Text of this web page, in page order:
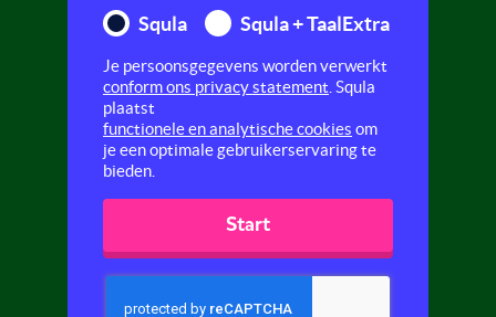
Squla
Squla + TaalExtra
Je persoonsgegevens worden verwerkt
conform ons privacy statement . Squla
plaatst
functionele en analytische cookies om
je een optimale gebruikerservaring te
bieden.
Start